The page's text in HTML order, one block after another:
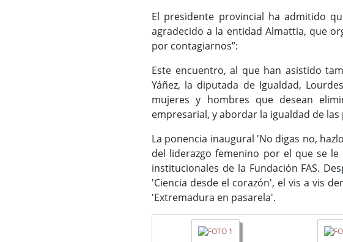
El presidente provincial ha admitido
agradecido a la entidad Almattia, que
por contagiarnos”:
Este encuentro, al que han asistido
Yáñez, la diputada de Igualdad,
mujeres y hombres que desean
empresarial, y abordar la igualdad de
La ponencia inaugural 'No digas no,
del liderazgo femenino por el que se
institucionales de la Fundación FAS.
'Ciencia desde el corazón', el vis a vis
'Extremadura en pasarela'.